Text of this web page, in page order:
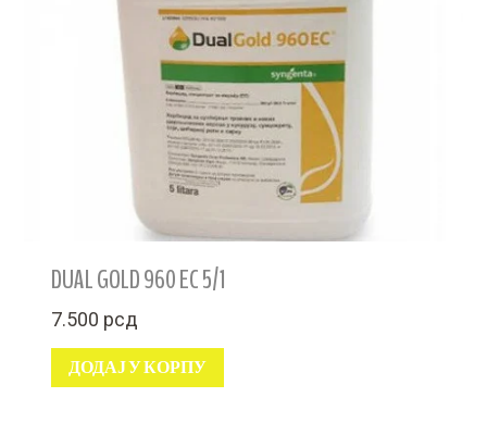
DUAL GOLD 960 EC 5/1
7.500 рсд
ДОДАЈ У КОРПУ